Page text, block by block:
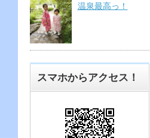
温泉最高っ！
スマホからアクセス！